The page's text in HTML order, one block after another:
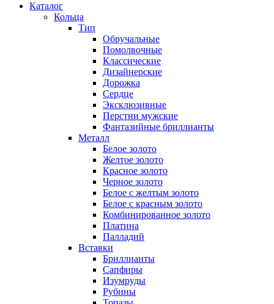
Каталог
Кольца
Тип
Обручальные
Помолвочные
Классические
Дизайнерские
Дорожка
Сердце
Эксклюзивные
Перстни мужские
Фантазийные бриллианты
Металл
Белое золото
Желтое золото
Красное золото
Черное золото
Белое с желтым золото
Белое с красным золото
Комбинированное золото
Платина
Палладий
Вставки
Бриллианты
Сапфиры
Изумруды
Рубины